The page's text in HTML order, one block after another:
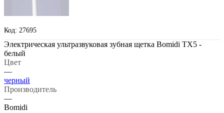
Код: 27695
Электрическая ультразвуковая зубная щетка Bomidi TX5 -
белый
Цвет
—
черный
Производитель
—
Bomidi